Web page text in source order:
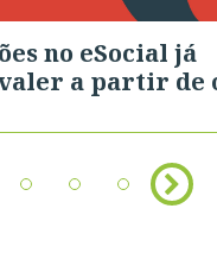
no eSocial já
a partir de